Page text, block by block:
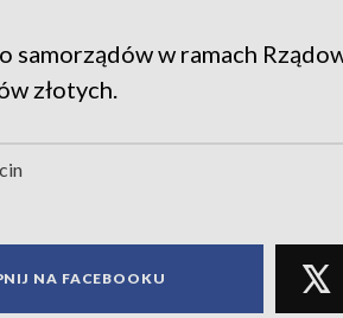
samorządów w ramach
złotych.
NA FACEBOOKU